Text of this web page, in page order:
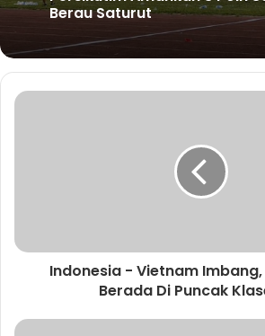
Berau Saturut
Indonesia - Vietnam
Berada Di Puncak